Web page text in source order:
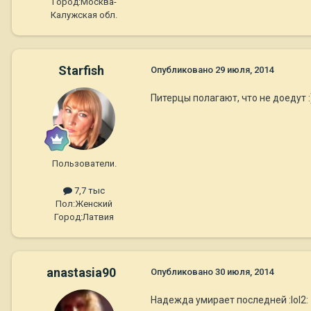
Калужская обл.
Starfish
Пользователи.
7,7 тыс
Пол:Женский
Город:Латвия
Опубликовано 29 июля, 2014
Питерцы полагают, что не доедут
anastasia90 Опубликовано 30 июля, 2014
Надежда умирает последней :lol2: